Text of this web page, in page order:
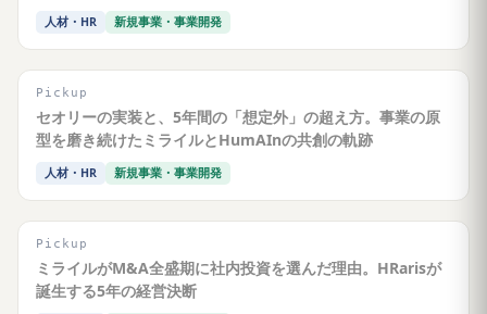
人材・HR 新規事業・事業開発
Pickup
セオリーの実装と、5年間の「想定外」の超え方。事業の原
型を磨き続けたミライルとHumAInの共創の軌跡
人材・HR 新規事業・事業開発
Pickup
ミライルがM&A全盛期に社内投資を選んだ理由。HRarisが
誕生する5年の経営決断